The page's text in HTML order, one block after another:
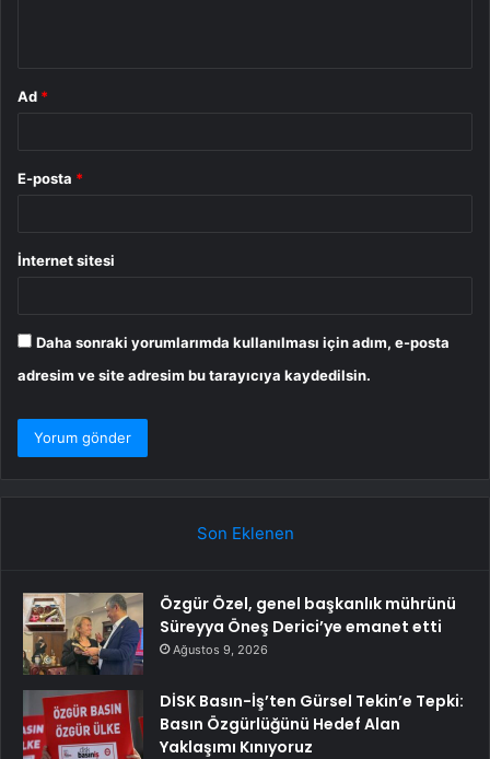
Ad *
E-posta *
İnternet sitesi
Daha sonraki yorumlarımda kullanılması için adım, e-posta
adresim ve site adresim bu tarayıcıya kaydedilsin.
Son Eklenen
Özgür Özel, genel başkanlık mührünü
Süreyya Öneş Derici’ye emanet etti
Ağustos 9, 2026
DİSK Basın-İş’ten Gürsel Tekin’e Tepki:
Basın Özgürlüğünü Hedef Alan
Yaklaşımı Kınıyoruz